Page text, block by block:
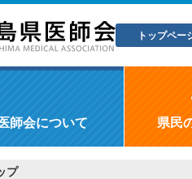
トップペー
師会について 県民
プ